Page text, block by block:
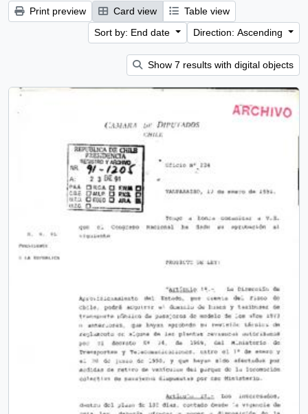
Print preview Card view
Table view
Sort by: End date
Direction: Ascending
Show 7 results with digital objects